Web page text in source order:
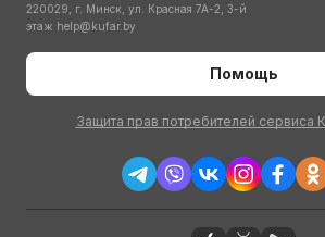
220029, г. Минск, ул. Красная 7А-2, 3-й
этаж help@kufar.by
Помощь
Защита прав потребителей сервиса